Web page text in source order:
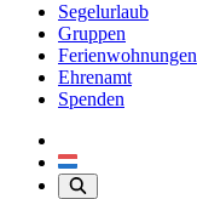
Segelurlaub
Gruppen
Ferienwohnungen
Ehrenamt
Spenden